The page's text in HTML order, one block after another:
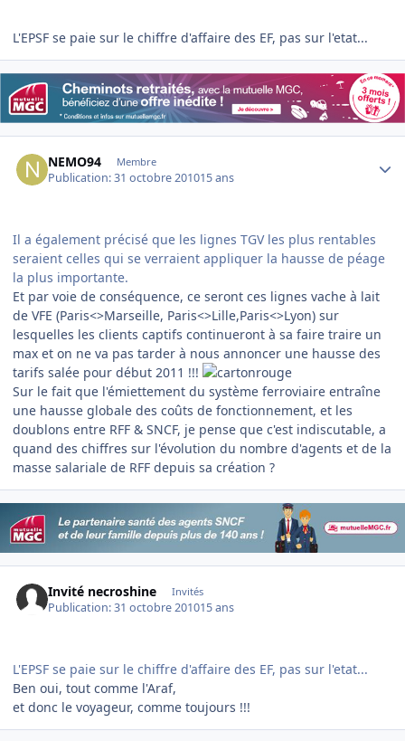
L'EPSF se paie sur le chiffre d'affaire des EF, pas sur l'etat...
NEMO94 Membre
Publication:31 octobre 201015 ans
Il a également précisé que les lignes TGV les plus rentables
seraient celles qui se verraient appliquer la hausse de péage
la plus importante.
Et par voie de conséquence, ce seront ces lignes vache à lait
de VFE (Paris<>Marseille, Paris<>Lille,Paris<>Lyon) sur
lesquelles les clients captifs continueront à sa faire traire un
max et on ne va pas tarder à nous annoncer une hausse des
tarifs salée pour début 2011 !!!
Sur le fait que l'émiettement du système ferroviaire entraîne
une hausse globale des coûts de fonctionnement, et les
doublons entre RFF & SNCF, je pense que c'est indiscutable, a
quand des chiffres sur l'évolution du nombre d'agents et de la
masse salariale de RFF depuis sa création ?
Invité necroshine Invités
Publication:31 octobre 201015 ans
L'EPSF se paie sur le chiffre d'affaire des EF, pas sur l'etat...
Ben oui, tout comme l'Araf,
et donc le voyageur, comme toujours !!!